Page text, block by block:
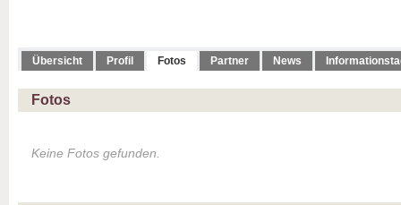
Übersicht Profil Fotos Partner News
Fotos
Keine Fotos gefunden.